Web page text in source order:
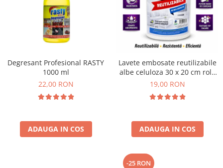
Fond de ten
Sare de baie
Servetele Umede
Degresant Profesional RASTY
1000 ml
22,00 RON
ADAUGA IN COS
Lavete embosate reutilizabile
albe celuloza 30 x 20 cm rola
50 bucati
19,00 RON
ADAUGA IN COS
-25 RON